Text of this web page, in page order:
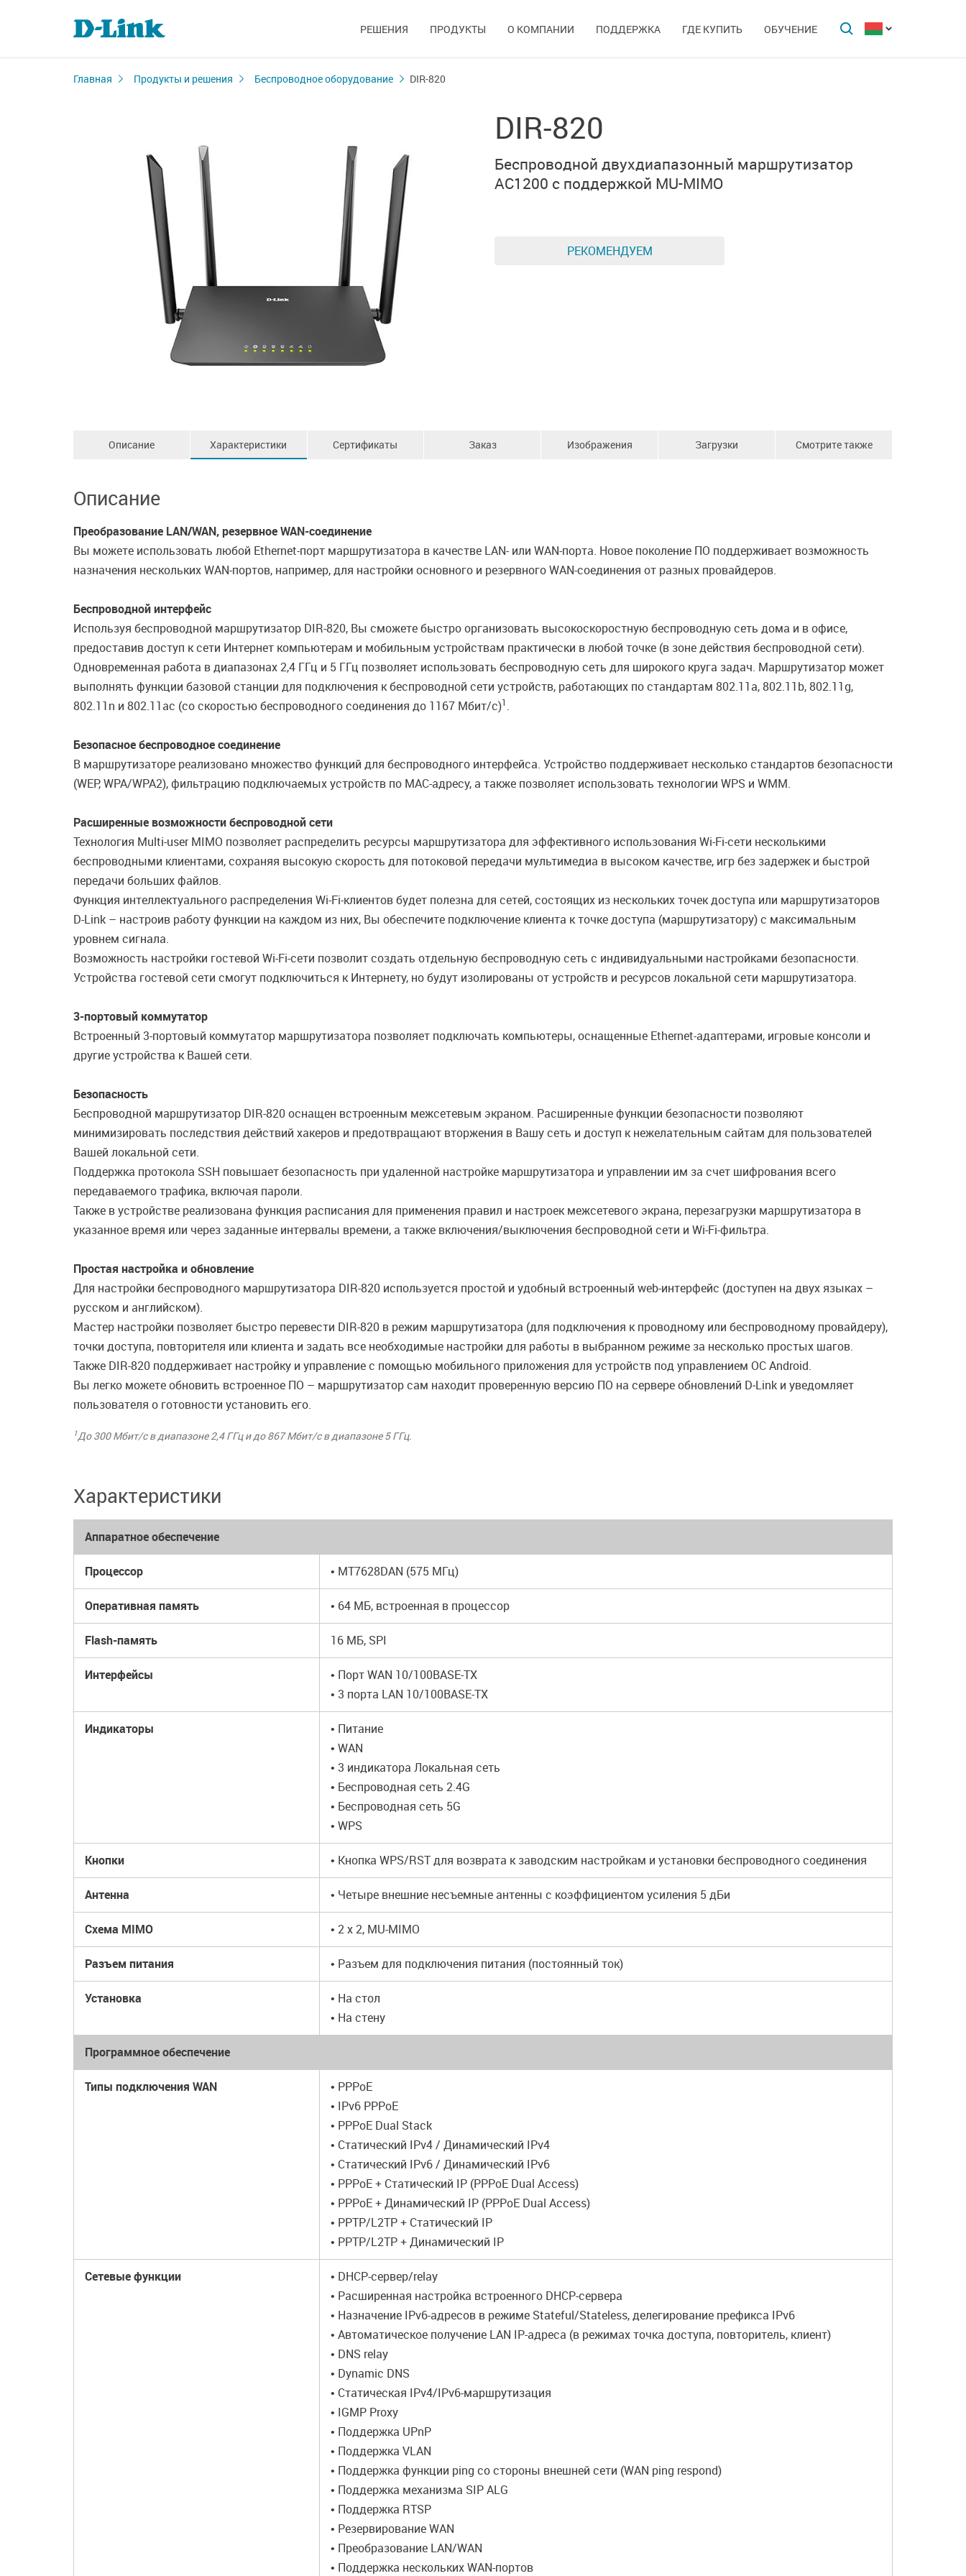
РЕШЕНИЯ ПРОДУКТЫ О КОМПАНИИ ПОДДЕРЖКА ГДЕ КУПИТЬ ОБУЧЕНИЕ
Главная Продукты и решения Беспроводное оборудование DIR-820
DIR-820
Беспроводной двухдиапазонный маршрутизатор
AC1200 с поддержкой MU-MIMO
РЕКОМЕНДУЕМ
Описание Характеристики Сертификаты Заказ Изображения Загрузки Смотрите также
Описание
Преобразование LAN/WAN, резервное WAN-соединение
Вы можете использовать любой Ethernet-порт маршрутизатора в качестве LAN- или WAN-порта. Новое поколение ПО поддерживает возможность
назначения нескольких WAN-портов, например, для настройки основного и резервного WAN-соединения от разных провайдеров.
Беспроводной интерфейс
Используя беспроводной маршрутизатор DIR-820, Вы сможете быстро организовать высокоскоростную беспроводную сеть дома и в офисе,
предоставив доступ к сети Интернет компьютерам и мобильным устройствам практически в любой точке (в зоне действия беспроводной сети).
Одновременная работа в диапазонах 2,4 ГГц и 5 ГГц позволяет использовать беспроводную сеть для широкого круга задач. Маршрутизатор может
выполнять функции базовой станции для подключения к беспроводной сети устройств, работающих по стандартам 802.11a, 802.11b, 802.11g,
802.11n и 802.11ac (со скоростью беспроводного соединения до 1167 Мбит/с)1 .
Безопасное беспроводное соединение
В маршрутизаторе реализовано множество функций для беспроводного интерфейса. Устройство поддерживает несколько стандартов безопасности
(WEP, WPA/WPA2), фильтрацию подключаемых устройств по MAC-адресу, а также позволяет использовать технологии WPS и WMM.
Расширенные возможности беспроводной сети
Технология Multi-user MIMO позволяет распределить ресурсы маршрутизатора для эффективного использования Wi-Fi-сети несколькими
беспроводными клиентами, сохраняя высокую скорость для потоковой передачи мультимедиа в высоком качестве, игр без задержек и быстрой
передачи больших файлов.
Функция интеллектуального распределения Wi-Fi-клиентов будет полезна для сетей, состоящих из нескольких точек доступа или маршрутизаторов
D-Link – настроив работу функции на каждом из них, Вы обеспечите подключение клиента к точке доступа (маршрутизатору) с максимальным
уровнем сигнала.
Возможность настройки гостевой Wi-Fi-сети позволит создать отдельную беспроводную сеть с индивидуальными настройками безопасности.
Устройства гостевой сети смогут подключиться к Интернету, но будут изолированы от устройств и ресурсов локальной сети маршрутизатора.
3-портовый коммутатор
Встроенный 3-портовый коммутатор маршрутизатора позволяет подключать компьютеры, оснащенные Ethernet-адаптерами, игровые консоли и
другие устройства к Вашей сети.
Безопасность
Беспроводной маршрутизатор DIR-820 оснащен встроенным межсетевым экраном. Расширенные функции безопасности позволяют
минимизировать последствия действий хакеров и предотвращают вторжения в Вашу сеть и доступ к нежелательным сайтам для пользователей
Вашей локальной сети.
Поддержка протокола SSH повышает безопасность при удаленной настройке маршрутизатора и управлении им за счет шифрования всего
передаваемого трафика, включая пароли.
Также в устройстве реализована функция расписания для применения правил и настроек межсетевого экрана, перезагрузки маршрутизатора в
указанное время или через заданные интервалы времени, а также включения/выключения беспроводной сети и Wi-Fi-фильтра.
Простая настройка и обновление
Для настройки беспроводного маршрутизатора DIR-820 используется простой и удобный встроенный web-интерфейс (доступен на двух языках –
русском и английском).
Мастер настройки позволяет быстро перевести DIR-820 в режим маршрутизатора (для подключения к проводному или беспроводному провайдеру),
точки доступа, повторителя или клиента и задать все необходимые настройки для работы в выбранном режиме за несколько простых шагов.
Также DIR-820 поддерживает настройку и управление с помощью мобильного приложения для устройств под управлением ОС Android.
Вы легко можете обновить встроенное ПО – маршрутизатор сам находит проверенную версию ПО на сервере обновлений D‑Link и уведомляет
пользователя о готовности установить его.
1До 300 Мбит/с в диапазоне 2,4 ГГц и до 867 Мбит/с в диапазоне 5 ГГц.
Характеристики
Аппаратное обеспечение
Процессор • MT7628DAN (575 МГц)
Оперативная память • 64 MБ, встроенная в процессор
Flash-память 16 МБ, SPI
Интерфейсы
• Порт WAN 10/100BASE-TX
• 3 порта LAN 10/100BASE-TX
Индикаторы
• Питание
• WAN
• 3 индикатора Локальная сеть
• Беспроводная сеть 2.4G
• Беспроводная сеть 5G
• WPS
Кнопки • Кнопка WPS/RST для возврата к заводским настройкам и установки беспроводного соединения
Антенна • Четыре внешние несъемные антенны с коэффициентом усиления 5 дБи
Схема MIMO • 2 x 2, MU-MIMO
Разъем питания • Разъем для подключения питания (постоянный ток)
Установка
• На стол
• На стену
Программное обеспечение
Типы подключения WAN
• PPPoE
• IPv6 PPPoE
• PPPoE Dual Stack
• Статический IPv4 / Динамический IPv4
• Статический IPv6 / Динамический IPv6
• PPPoE + Статический IP (PPPoE Dual Access)
• PPPoE + Динамический IP (PPPoE Dual Access)
• PPTP/L2TP + Статический IP
• PPTP/L2TP + Динамический IP
Сетевые функции
• DHCP-сервер/relay
• Расширенная настройка встроенного DHCP-сервера
• Назначение IPv6-адресов в режиме Stateful/Stateless, делегирование префикса IPv6
• Автоматическое получение LAN IP-адреса (в режимах точка доступа, повторитель, клиент)
• DNS relay
• Dynamic DNS
• Статическая IPv4/IPv6-маршрутизация
• IGMP Proxy
• Поддержка UPnP
• Поддержка VLAN
• Поддержка функции ping со стороны внешней сети (WAN ping respond)
• Поддержка механизма SIP ALG
• Поддержка RTSP
• Резервирование WAN
• Преобразование LAN/WAN
• Поддержка нескольких WAN-портов